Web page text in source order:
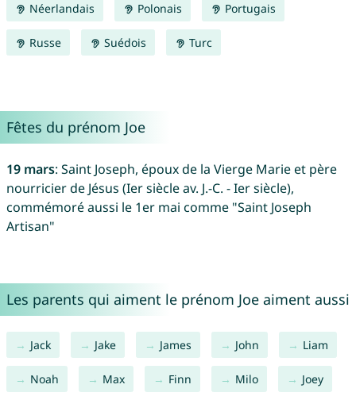
Néerlandais Polonais Portugais
Russe Suédois Turc
Fêtes du prénom Joe
19 mars: Saint Joseph, époux de la Vierge Marie et père
nourricier de Jésus (Ier siècle av. J.-C. - Ier siècle),
commémoré aussi le 1er mai comme "Saint Joseph
Artisan"
Les parents qui aiment le prénom Joe aiment aussi
Jack Jake James John Liam
Noah Max Finn Milo Joey